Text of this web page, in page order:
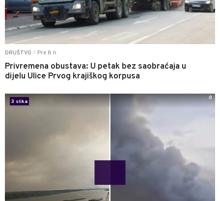
DRUŠTVO Pre 8 h
Privremena obustava: U petak bez saobraćaja u
dijelu Ulice Prvog krajiškog korpusa
3 slika
0